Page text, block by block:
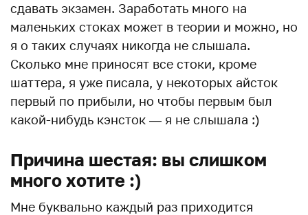
сдавать экзамен. Заработать много на
маленьких стоках может в теории и можно, но
я о таких случаях никогда не слышала.
Сколько мне приносят все стоки, кроме
шаттера, я уже писала, у некоторых айсток
первый по прибыли, но чтобы первым был
какой-нибудь кэнсток — я не слышала :)
Причина шестая: вы слишком
много хотите :)
Мне буквально каждый раз приходится